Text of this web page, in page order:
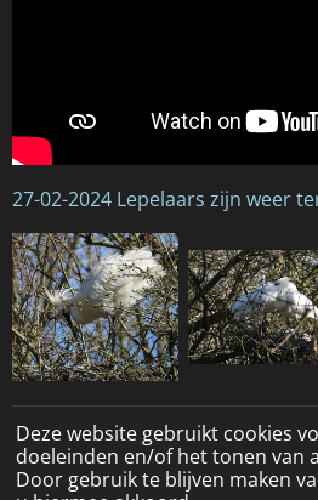
Deze website gebruikt cookies
doeleinden en/of het tonen van
Door gebruik te blijven maken
27-02-2024 Lepelaars zijn weer
© 2022 - 2026 Natuurfotografie